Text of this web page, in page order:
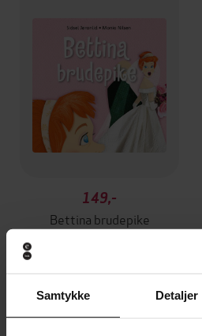
Samtykke Detaljer
149,-
Bettina brudepike